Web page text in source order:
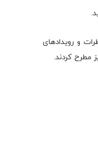
دفاع مقدس، ضمن بیان خاطرات و رویدادهای
مطرح کردند.